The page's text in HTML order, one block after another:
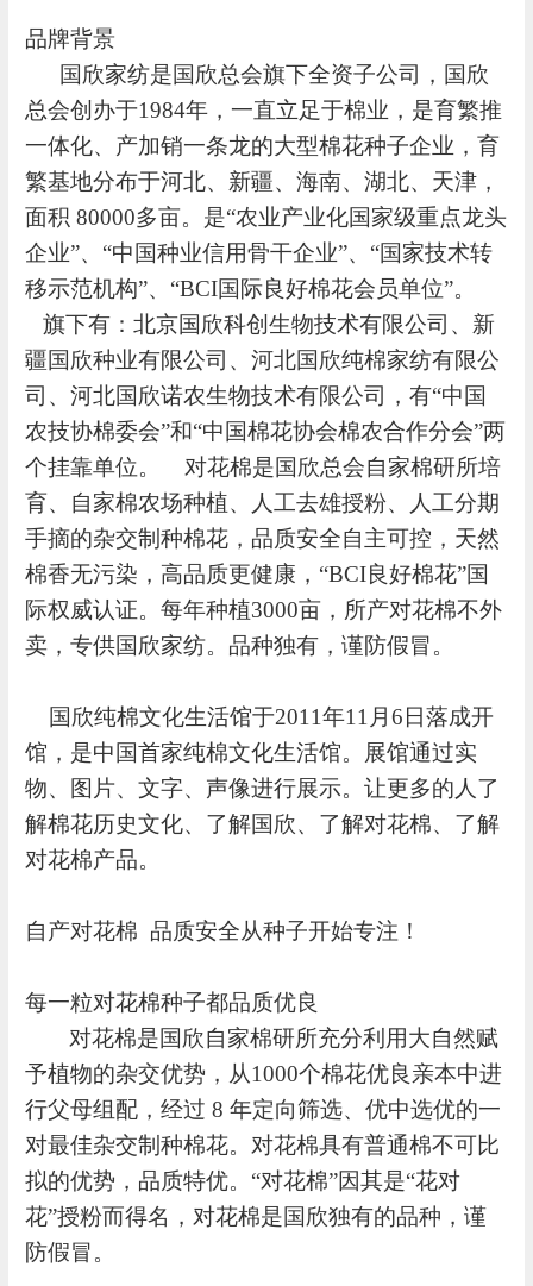
品牌背景
国欣家纺是国欣总会旗下全资子公司，国欣
总会创办于1984年，一直立足于棉业，是育繁推
一体化、产加销一条龙的大型棉花种子企业，育
繁基地分布于河北、新疆、海南、湖北、天津，
面积 80000多亩。是“农业产业化国家级重点龙头
企业”、“中国种业信用骨干企业”、“国家技术转
移示范机构”、“BCI国际良好棉花会员单位”。
旗下有：北京国欣科创生物技术有限公司、新
疆国欣种业有限公司、河北国欣纯棉家纺有限公
司、河北国欣诺农生物技术有限公司，有“中国
农技协棉委会”和“中国棉花协会棉农合作分会”两
个挂靠单位。 对花棉是国欣总会自家棉研所培
育、自家棉农场种植、人工去雄授粉、人工分期
手摘的杂交制种棉花，品质安全自主可控，天然
棉香无污染，高品质更健康，“BCI良好棉花”国
际权威认证。每年种植3000亩，所产对花棉不外
卖，专供国欣家纺。品种独有，谨防假冒。
国欣纯棉文化生活馆于2011年11 月 6 日落成开
馆，是中国首家纯棉文化生活馆。展馆通过实
物、图片、文字、声像进行展示。让更多的人了
解棉花历史文化、了解国欣、了解对花棉、了解
对花棉产品。
自产对花棉 品质安全从种子开始专注！
每一粒对花棉种子都品质优良
对花棉是国欣自家棉研所充分利用大自然赋
予植物的杂交优势，从1000个棉花优良亲本中进
行父母组配，经过 8 年定向筛选、优中选优的一
对最佳杂交制种棉花。对花棉具有普通棉不可比
拟的优势，品质特优。“对花棉”因其是“花对
花”授粉而得名，对花棉是国欣独有的品种，谨
防假冒。